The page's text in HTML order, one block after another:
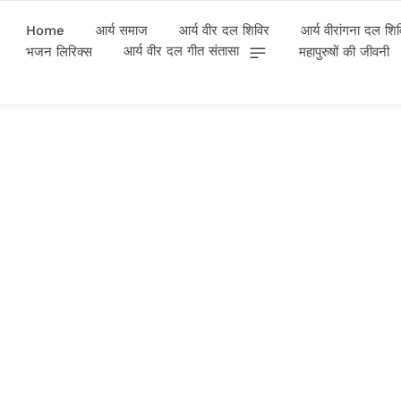
Home आर्य समाज आर्य वीर दल शिविर
आर्य वीरांगना दल
भजन लिरिक्स
आर्य वीर दल गीत संतासा महापुरुषों की जीवनी